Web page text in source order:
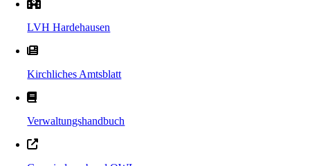
LVH Hardehausen
Kirchliches Amtsblatt
Verwaltungshandbuch